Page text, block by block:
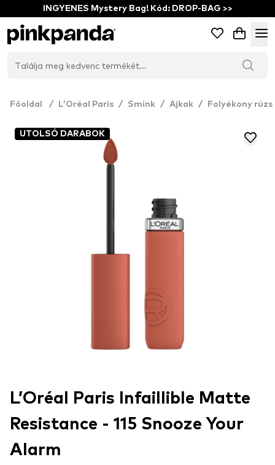
INGYENES Mystery Bag! Kód: DROP-BAG >>
Főoldal / L’Oréal Paris / Smink / Ajkak / Folyékony rúzs
UTOLSÓ DARABOK
L’Oréal Paris Infaillible Matte
Resistance - 115 Snooze Your
Alarm